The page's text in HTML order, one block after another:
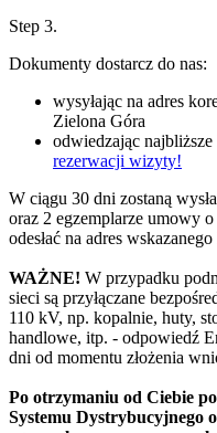
Step 3.
Dokumenty dostarcz do nas:
wysyłając na adres
Zielona Góra
odwiedzając
rezerwacji wizyty!
W ciągu 30 dni zostaną
oraz 2 egzemplarze umowy
odesłać na adres
WAŻNE! W przypadku
sieci są przyłączane
110 kV, np. kopalnie, huty,
handlowe, itp. - odpowiedź
dni od momentu złożenia
Po otrzymaniu od Ciebie
Systemu Dystrybucyjnego